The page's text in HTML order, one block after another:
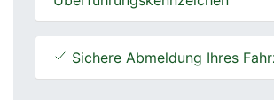
Sichere Abmeldung Ihres